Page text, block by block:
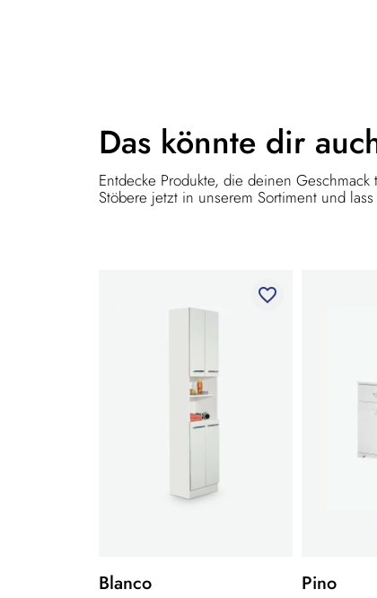
Das könnte dir
Entdecke Produkte, die deinen
Stöbere jetzt in unserem Sortiment und
favorite_border
Blanco Pino